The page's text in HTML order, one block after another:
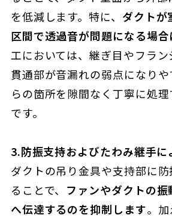
を低減します。特に、 ダクトが
区間で透過音が問題になる場合
工においては、継ぎ目やフラ
貫通部が音漏れの弱点になり
らの箇所を隙間なく丁寧に処
です。
3.防振支持およびたわみ継手に
ダクトの吊り金具や支持部に
ることで、 ファンやダクトの
へ伝達するのを抑制します。